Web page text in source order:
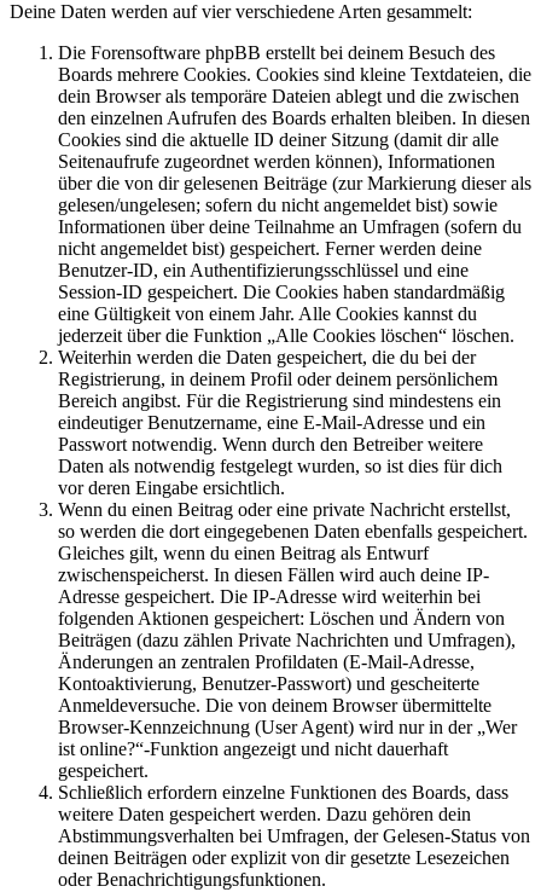
Deine Daten werden auf vier verschiedene Arten gesammelt:
Die Forensoftware phpBB erstellt bei deinem Besuch des
Boards mehrere Cookies. Cookies sind kleine Textdateien, die
dein Browser als temporäre Dateien ablegt und die zwischen
den einzelnen Aufrufen des Boards erhalten bleiben. In diesen
Cookies sind die aktuelle ID deiner Sitzung (damit dir alle
Seitenaufrufe zugeordnet werden können), Informationen
über die von dir gelesenen Beiträge (zur Markierung dieser als
gelesen/ungelesen; sofern du nicht angemeldet bist) sowie
Informationen über deine Teilnahme an Umfragen (sofern du
nicht angemeldet bist) gespeichert. Ferner werden deine
Benutzer-ID, ein Authentifizierungsschlüssel und eine
Session-ID gespeichert. Die Cookies haben standardmäßig
eine Gültigkeit von einem Jahr. Alle Cookies kannst du
jederzeit über die Funktion „Alle Cookies löschen“ löschen.
Weiterhin werden die Daten gespeichert, die du bei der
Registrierung, in deinem Profil oder deinem persönlichem
Bereich angibst. Für die Registrierung sind mindestens ein
eindeutiger Benutzername, eine E-Mail-Adresse und ein
Passwort notwendig. Wenn durch den Betreiber weitere
Daten als notwendig festgelegt wurden, so ist dies für dich
vor deren Eingabe ersichtlich.
Wenn du einen Beitrag oder eine private Nachricht erstellst,
so werden die dort eingegebenen Daten ebenfalls gespeichert.
Gleiches gilt, wenn du einen Beitrag als Entwurf
zwischenspeicherst. In diesen Fällen wird auch deine IP-
Adresse gespeichert. Die IP-Adresse wird weiterhin bei
folgenden Aktionen gespeichert: Löschen und Ändern von
Beiträgen (dazu zählen Private Nachrichten und Umfragen),
Änderungen an zentralen Profildaten (E-Mail-Adresse,
Kontoaktivierung, Benutzer-Passwort) und gescheiterte
Anmeldeversuche. Die von deinem Browser übermittelte
Browser-Kennzeichnung (User Agent) wird nur in der „Wer
ist online?“-Funktion angezeigt und nicht dauerhaft
gespeichert.
Schließlich erfordern einzelne Funktionen des Boards, dass
weitere Daten gespeichert werden. Dazu gehören dein
Abstimmungsverhalten bei Umfragen, der Gelesen-Status von
deinen Beiträgen oder explizit von dir gesetzte Lesezeichen
oder Benachrichtigungsfunktionen.